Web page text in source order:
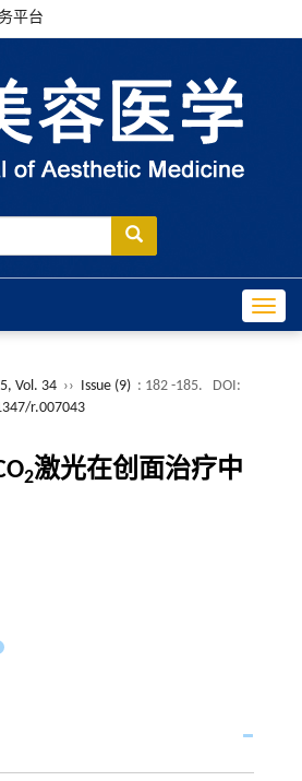
平台
Vol. 34 ›› Issue (9) : 182 -185.
DOI:
r.007043
2激光在创面治疗中